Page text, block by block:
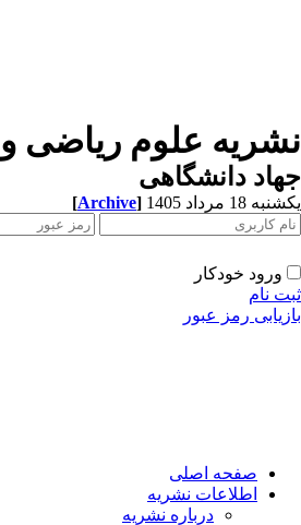
علوم ریاضی و
دانشگاهی
18 مرداد 1405 [Archive]
ورود خودکار
نام
رمز عبور
صفحه اصلی
اطلاعات نشریه
درباره نشریه